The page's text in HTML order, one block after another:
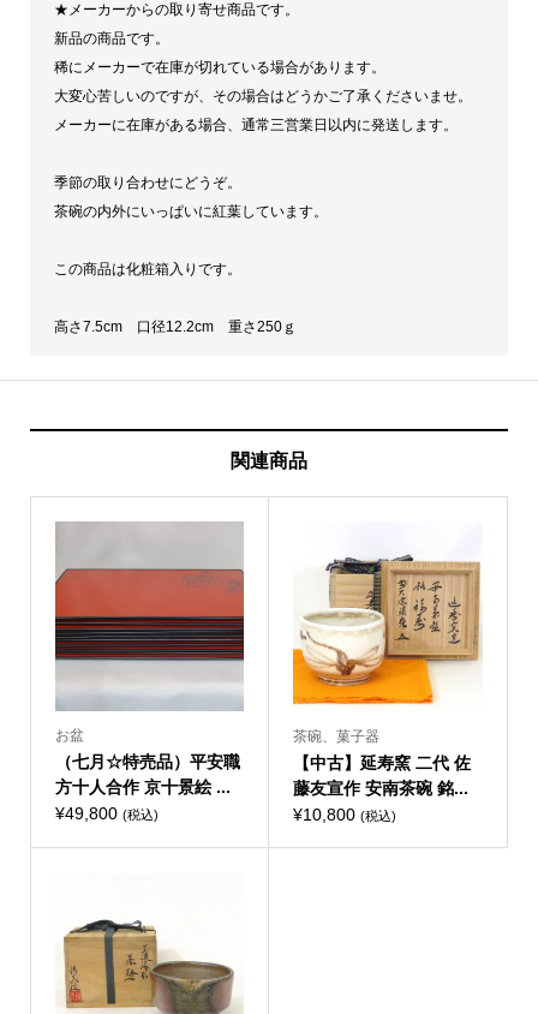
香
作
仁
清
茶
【税
料
個
★メーカーからの取り寄せ商品です。
新品の商品です。
稀にメーカーで在庫が切れている場合があります。
大変心苦しいのですが、その場合はどうかご了承くださいませ。
メーカーに在庫がある場合、通常三営業日以内に発送します。
季節の取り合わせにどうぞ。
茶碗の内外にいっぱいに紅葉しています。
この商品は化粧箱入りです。
高さ7.5cm 口径12.2cm 重さ250ｇ
関連商品
お盆
（七月☆特売品）平安職
方十人合作 京十景絵 ...
¥49,800 (税込)
茶碗、菓子器
【中古】延寿窯 二代 佐
藤友宣作 安南茶碗 銘...
¥10,800 (税込)